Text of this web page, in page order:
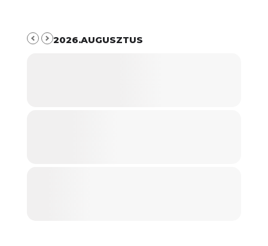
2026.AUGUSZTUS